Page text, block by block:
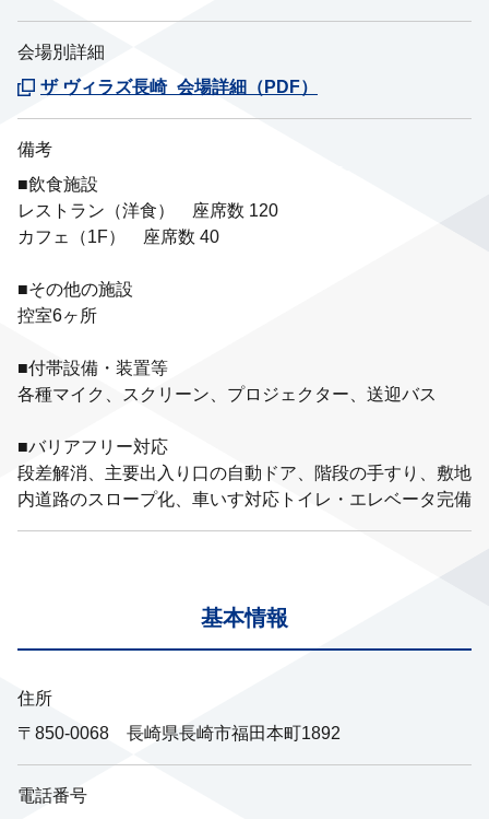
会場別詳細
ザ ヴィラズ長崎_会場詳細（PDF）
備考
■飲食施設
レストラン（洋食） 座席数 120
カフェ（1F） 座席数 40
■その他の施設
控室6ヶ所
■付帯設備・装置等
各種マイク、スクリーン、プロジェクター、送迎バス
■バリアフリー対応
段差解消、主要出入り口の自動ドア、階段の手すり、敷地
内道路のスロープ化、車いす対応トイレ・エレベータ完備
基本情報
住所
〒850-0068 長崎県長崎市福田本町1892
電話番号